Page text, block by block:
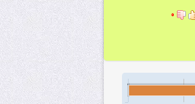
۰